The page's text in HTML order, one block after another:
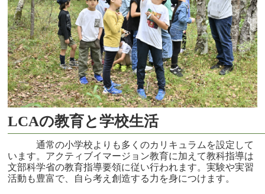
LCAの教育と学校生活
通常の小学校よりも多くのカリキュラムを設定して
います。アクティブイマージョン教育に加えて教科指導は
文部科学省の教育指導要領に従い行われます。実験や実習
活動も豊富で、自ら考え創造する力を身につけます。